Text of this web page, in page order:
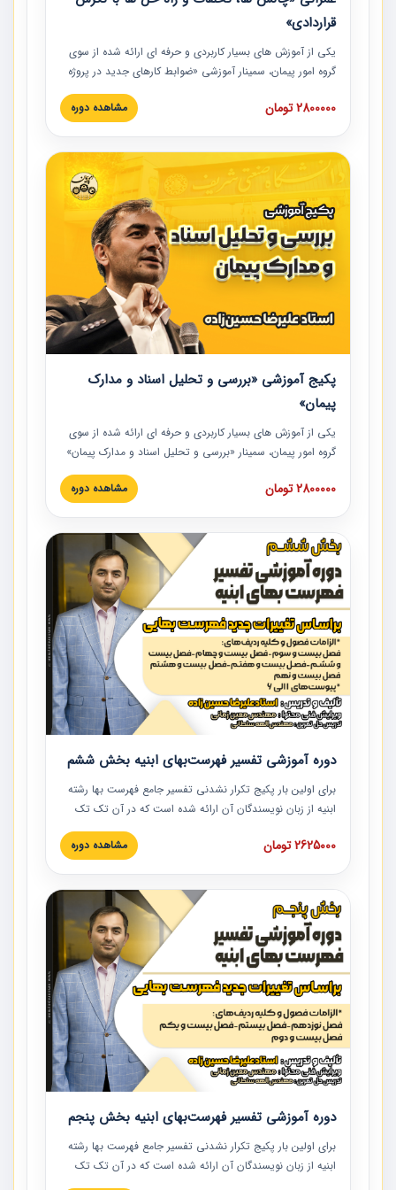
قراردادی»
یکی از آموزش‏‏‏‏‏‏ های بسیار کاربردی و حرفه‏ ای ارائه شده از سوی
گروه امور پیمان، سمینار آموزشی «ضوابط کارهای جدید در پروژه
های عمرانی» چالش ها، تخلفات و راه حل ها با نگرش قراردادی
است که در محل سندیکای شرکت های ساختمانی کشور ارائه شد.
مدارک پیمان به همراه تجربیات عملی ارائه شده است.
2800000 تومان مشاهده دوره
پکیج آموزشی «بررسی و تحلیل اسناد و مدارک
پیمان»
یکی از آموزش‏‏‏‏‏‏ های بسیار کاربردی و حرفه‏ ای ارائه شده از سوی
گروه امور پیمان، سمینار «بررسی و تحلیل اسناد و مدارک پیمان»
است که در دانشگاه صنعتی شریف ارائه شد. در این آموزش
نکات کلیدی مربوط به اسناد و مدارک پیمان، اولویت بندی اسناد
پیمان به همراه تجربیات عملی در این خصوص ارائه شده است.
2800000 تومان مشاهده دوره
دوره آموزشی تفسیر فهرست‌بهای ابنیه بخش ششم
برای اولین بار پکیج تکرار نشدنی تفسیر جامع فهرست بها رشته
ابنیه از زبان نویسندگان آن ارائه شده است که در آن تک تک
ردیف ها و مطالب فهرست بها تفسیر و ارائه شده است. این
دوره به صورت کامل تصویری بوده و به همراه تصاویر عملیات
دوره با کلام مهندس علیرضاحسین‌زاده مدیر پروژه مهندسی
مشاور در امر بازنگری فهرست بها رشته ابنیه ارائه شده و به تمام
همکارانی که در حوزه صنعت ساخت در حال فعالیت هستند حتما
توصیه می کنیم از مطالب این دوره استفاده نمایند.
2625000 تومان مشاهده دوره
دوره آموزشی تفسیر فهرست‌بهای ابنیه بخش پنجم
برای اولین بار پکیج تکرار نشدنی تفسیر جامع فهرست بها رشته
ابنیه از زبان نویسندگان آن ارائه شده است که در آن تک تک
ردیف ها و مطالب فهرست بها تفسیر و ارائه شده است. این